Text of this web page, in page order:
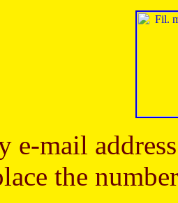
e-mail
the